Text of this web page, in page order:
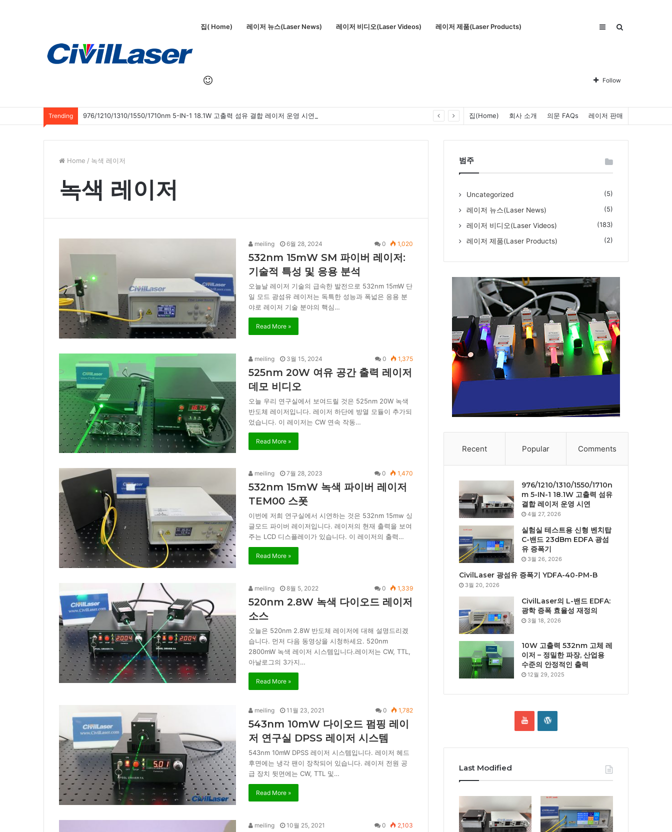
집( Home) 레이저 뉴스(Laser News) 레이저 비디오(Laser Videos) 레이저 제품(Laser Products)
맞
레
이
Sidebar
Follow
Trending 976/1210/1310/1550/1710nm 5-IN-1 18.1W 고출력 섬유 결합 레이저 운영 시연 집(Home) 회사 소개 의문 FAQs 레이저 판매
Home / 녹색 레이저
녹색 레이저
meiling 6월 28, 2024 0 1,020
532nm 15mW SM 파이버 레이저:
기술적 특성 및 응용 분석
오늘날 레이저 기술의 급속한 발전으로 532nm 15mW 단
일 모드 광섬유 레이저는 독특한 성능과 폭넓은 응용 분
야로 레이저 기술 분야의 핵심…
Read More »
meiling 3월 15, 2024 0 1,375
525nm 20W 여유 공간 출력 레이저
데모 비디오
오늘 우리 연구실에서 보여드릴 것은 525nm 20W 녹색
반도체 레이저입니다. 레이저 하단에 방열 모듈이 추가되
었습니다. 이 레이저는 CW 연속 작동…
Read More »
meiling 7월 28, 2023 0 1,470
532nm 15mW 녹색 파이버 레이저
TEM00 스폿
이번에 저희 연구실에서 시연하는 것은 532nm 15mw 싱
글모드 파이버 레이저입니다. 레이저의 현재 출력을 보여
주는 LCD 디스플레이가 있습니다. 이 레이저의 출력…
Read More »
meiling 8월 5, 2022 0 1,339
520nm 2.8W 녹색 다이오드 레이저
소스
오늘은 520nm 2.8W 반도체 레이저에 대해 설명드리겠
습니다. 먼저 다음 동영상을 시청하세요. 520nm
2800mW 녹색 레이저 시스템입니다.레이저는 CW, TTL,
아날로그의 3가지…
Read More »
meiling 11월 23, 2021 0 1,782
543nm 10mW 다이오드 펌핑 레이
저 연구실 DPSS 레이저 시스템
543nm 10mW DPSS 레이저 시스템입니다. 레이저 헤드
후면에는 냉각 팬이 장착되어 있습니다. 레이저 전원 공
급 장치 뒷면에는 CW, TTL 및…
Read More »
meiling 10월 25, 2021 0 2,103
범주
Uncategorized (5)
레이저 뉴스(Laser News) (5)
레이저 비디오(Laser Videos) (183)
레이저 제품(Laser Products) (2)
Recent Popular Comments
976/1210/1310/1550/1710n
m 5-IN-1 18.1W 고출력 섬유
결합 레이저 운영 시연
4월 27, 2026
실험실 테스트용 신형 벤치탑
C-밴드 23dBm EDFA 광섬
유 증폭기
3월 26, 2026
CivilLaser 광섬유 증폭기 YDFA-40-PM-B
3월 20, 2026
CivilLaser의 L-밴드 EDFA:
광학 증폭 효율성 재정의
3월 18, 2026
10W 고출력 532nm 고체 레
이저 – 정밀한 파장, 산업용
수준의 안정적인 출력
12월 29, 2025
Last Modified